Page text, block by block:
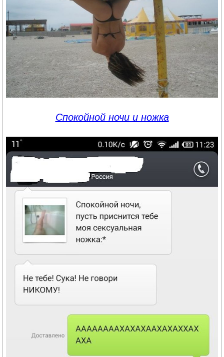
Спокойной ночи и ножка